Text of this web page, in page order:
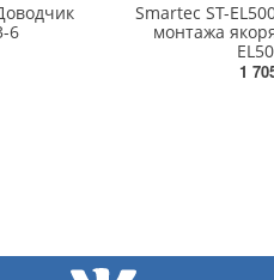
6
Smartec ST-
монтажа
1